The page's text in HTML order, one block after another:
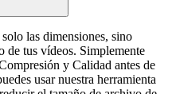
las dimensiones, sino
de tus vídeos. Simplemente
y Calidad antes de
usar nuestra herramienta